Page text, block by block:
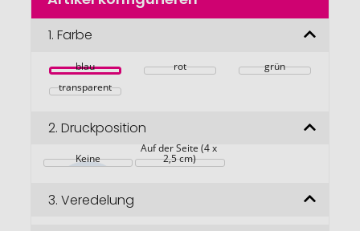
Bildgalerie
1. Farbe
blau rot
grün
transparent
2. Druckposition
Keine
Auf der Seite (4 x
2,5 cm)
3. Veredelung